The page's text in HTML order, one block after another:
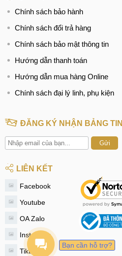
Chính sách bảo hành
Chính sách đổi trả hàng
Chính sách bảo mật thông tin
Hướng dẫn thanh toán
Hướng dẫn mua hàng Online
Chính sách đại lý linh, phụ kiện
ĐĂNG KÝ NHẬN BẢNG TIN
Gửi
LIÊN KẾT
Facebook
Youtube
OA Zalo
Instagram
Tiktok
Bạn cần hỗ trợ?